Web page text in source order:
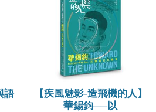
語
【疾風魅影-造飛機的人】
華錫鈞──以